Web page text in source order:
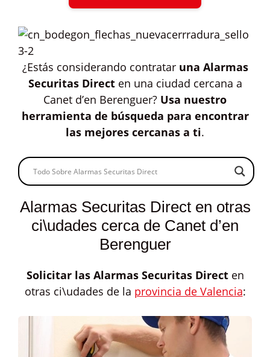
¿Estás considerando contratar una Alarmas
Securitas Directen una ciudad cercana a
Canet d’en Berenguer? Usa nuestro
herramienta de búsqueda para encontrar
las mejores cercanas a ti.
Alarmas Securitas Direct en otras
ci\udades cerca de Canet d’en
Berenguer
Solicitar las Alarmas Securitas Directen
otras ci\udades de la provincia de Valencia: